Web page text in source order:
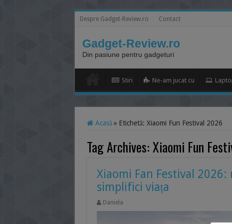
Despre Gadget-Review.ro Contact
Gadget-Review.ro
Din pasiune pentru gadgeturi
Stiri Ne-am jucat cu
Acasă » Etichetă: Xiaomi Fun Festival 2026
Tag Archives:Xiaomi Fun
Xiaomi Fan Festival
simplifici viața
Daniela